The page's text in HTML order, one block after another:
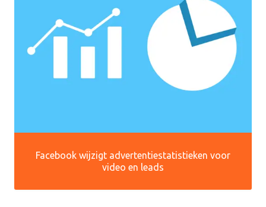
Facebook wijzigt advertentiestatistieken voor
video en leads